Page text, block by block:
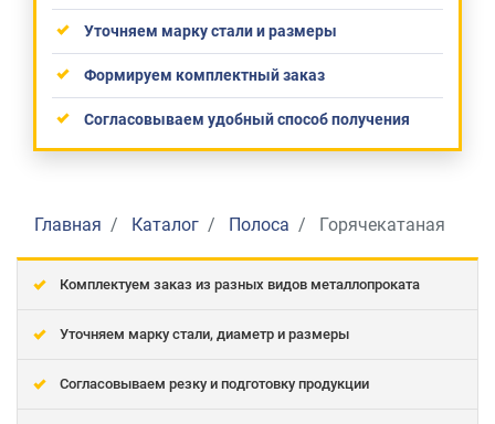
Уточняем марку стали и размеры
Формируем комплектный заказ
Согласовываем удобный способ получения
Главная Каталог Полоса Горячекатаная
Комплектуем заказ из разных видов металлопроката
Уточняем марку стали, диаметр и размеры
Согласовываем резку и подготовку продукции